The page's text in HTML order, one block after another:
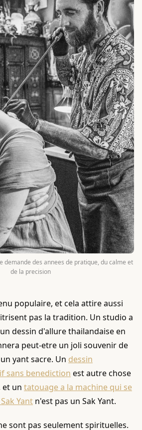
demande des annees de pratique, du calme et
de la precision
populaire, et cela attire aussi
pas la tradition. Un studio a
dessin d'allure thailandaise en
peut-etre un joli souvenir de
yant sacre. Un dessin
sans benediction est autre chose
et un tatouage a la machine qui se
Yant n'est pas un Sak Yant.
sont pas seulement spirituelles.